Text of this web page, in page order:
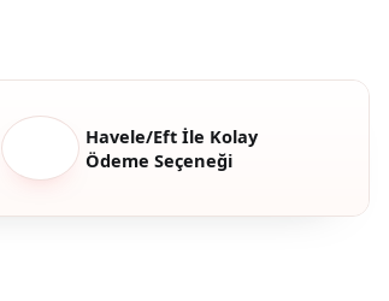
Havele/Eft İle Kolay
Ödeme Seçeneği